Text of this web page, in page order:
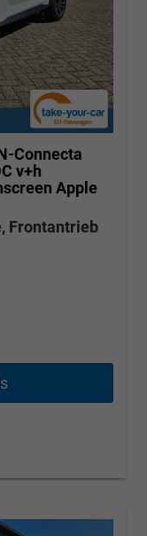
Connecta
v+h
Apple
Frontantrieb